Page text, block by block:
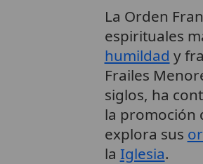
La Orden
espirituales
humildad y
Frailes
siglos, ha
la promoción
explora sus
la Iglesia.